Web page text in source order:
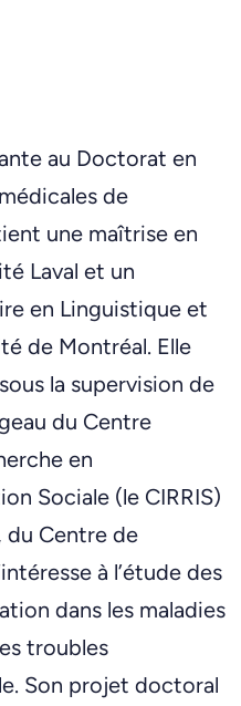
au Doctorat en
de
une maîtrise en
Laval et un
en Linguistique et
de Montréal. Elle
la supervision de
du Centre
en
Sociale (le CIRRIS)
du Centre de
à l’étude des
dans les maladies
troubles
Son projet doctoral